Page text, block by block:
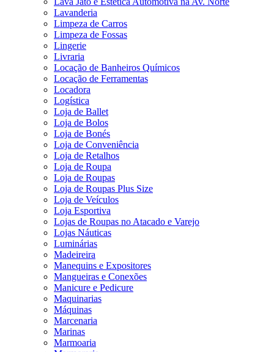
Lavanderia
Limpeza de Carros
Limpeza de Fossas
Lingerie
Livraria
Locação de Banheiros Químicos
Locação de Ferramentas
Locadora
Logística
Loja de Ballet
Loja de Bolos
Loja de Bonés
Loja de Conveniência
Loja de Retalhos
Loja de Roupa
Loja de Roupas
Loja de Roupas Plus Size
Loja de Veículos
Loja Esportiva
Lojas de Roupas no Atacado e Varejo
Lojas Náuticas
Luminárias
Madeireira
Manequins e Expositores
Mangueiras e Conexões
Manicure e Pedicure
Maquinarias
Máquinas
Marcenaria
Marinas
Marmoaria